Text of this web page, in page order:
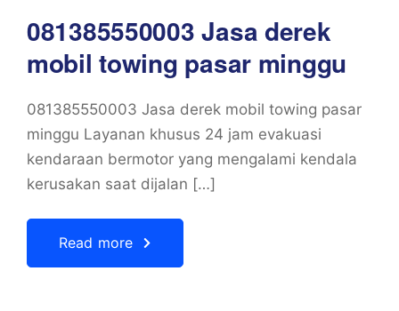
081385550003 Jasa derek
mobil towing pasar minggu
081385550003 Jasa derek mobil towing pasar
minggu Layanan khusus 24 jam evakuasi
kendaraan bermotor yang mengalami kendala
kerusakan saat dijalan […]
Read more